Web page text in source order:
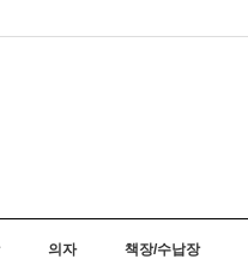
의자 책장/수납장